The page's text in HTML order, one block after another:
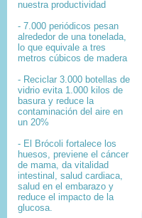
nuestra productividad
- 7.000 periódicos pesan
alrededor de una tonelada,
lo que equivale a tres
metros cúbicos de madera
- Reciclar 3.000 botellas de
vidrio evita 1.000 kilos de
basura y reduce la
contaminación del aire en
un 20%
- El Brócoli fortalece los
huesos, previene el cáncer
de mama, da vitalidad
intestinal, salud cardiaca,
salud en el embarazo y
reduce el impacto de la
glucosa.